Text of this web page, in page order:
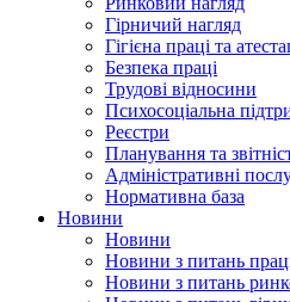
Гірничий нагляд
Гігієна праці та
Безпека праці
Трудові відносини
Психосоціальна
Реєстри
Планування та
Адміністративні
Нормативна база
Новини
Новини
Новини з питань
Новини з питань